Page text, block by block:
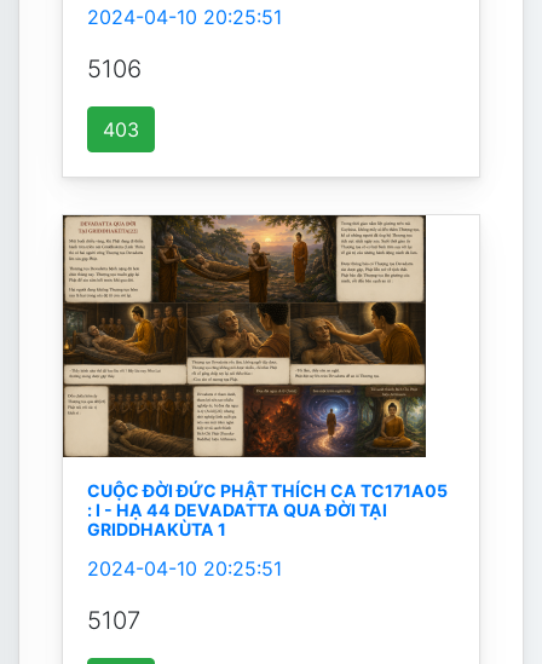
2024-04-10 20:25:51
5106
403
CUỘC ĐỜI ĐỨC PHẬT THÍCH CA TC171A05
: I - HẠ 44 DEVADATTA QUA ĐỜI TẠI
GRIDDHAKÙTA 1
2024-04-10 20:25:51
5107